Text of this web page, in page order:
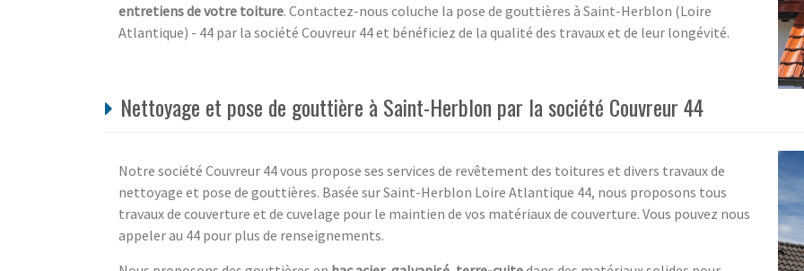
entretiens de votre toiture. Contactez-nous coluche la pose de gouttières à Saint-Herblon (Loire
Atlantique) - 44 par la société Couvreur 44 et bénéficiez de la qualité des travaux et de leur longévité.
Nettoyage et pose de gouttière à Saint-Herblon par la société Couvreur 44
Notre société Couvreur 44 vous propose ses services de revêtement des toitures et divers travaux de
nettoyage et pose de gouttières. Basée sur Saint-Herblon Loire Atlantique 44, nous proposons tous
travaux de couverture et de cuvelage pour le maintien de vos matériaux de couverture. Vous pouvez nous
appeler au 44 pour plus de renseignements.